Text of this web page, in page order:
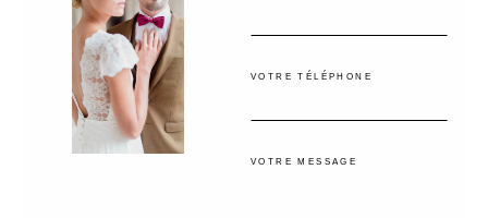
VOTRE TÉLÉPHONE
VOTRE MESSAGE